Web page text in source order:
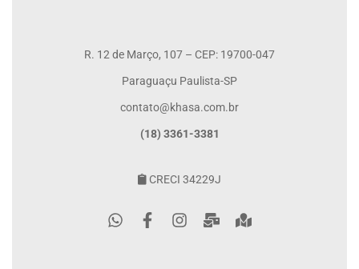
R. 12 de Março, 107 – CEP: 19700-047
Paraguaçu Paulista-SP
contato@khasa.com.br
(18) 3361-3381
CRECI 34229J